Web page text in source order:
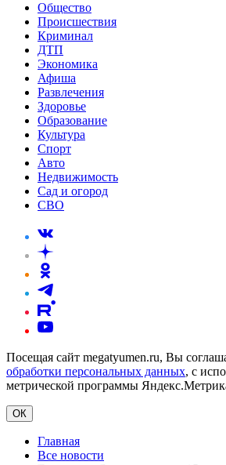
Общество
Происшествия
Криминал
ДТП
Экономика
Афиша
Развлечения
Здоровье
Образование
Культура
Спорт
Авто
Недвижимость
Сад и огород
СВО
Посещая сайт megatyumen.ru, Вы
обработки персональных данных, с
метрической программы
ОК
Главная
Все новости